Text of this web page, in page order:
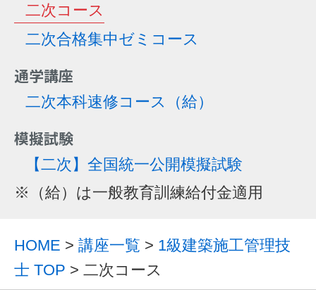
二次コース
二次合格集中ゼミコース
通学講座
二次本科速修コース （給）
模擬試験
【二次】全国統一公開模擬試験
※（給）は一般教育訓練給付金適用
HOME > 講座一覧 > 1級建築施工管理技
士 TOP > 二次コース